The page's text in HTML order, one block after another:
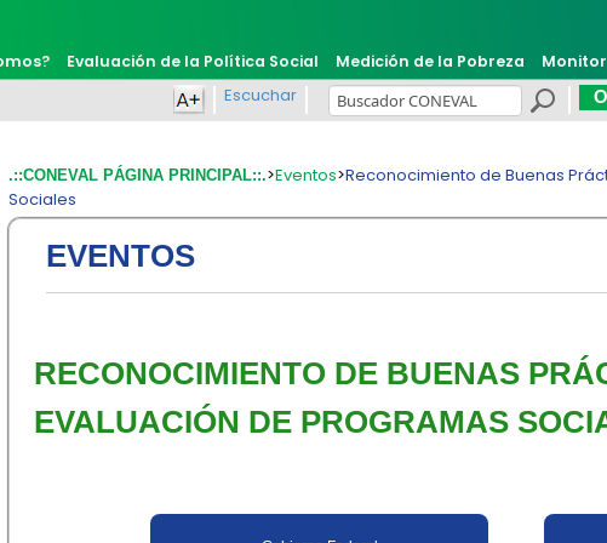
Evaluación de la Política Social Medición de la Pobreza
Escuchar
.::CONEVAL PÁGINA PRINCIPAL::.>Eventos>Reconocimiento de Buenas
Sociales
EVENTOS
​RECONOCIMIENTO DE BUENAS
EVALUACIÓN DE PROGRAMAS